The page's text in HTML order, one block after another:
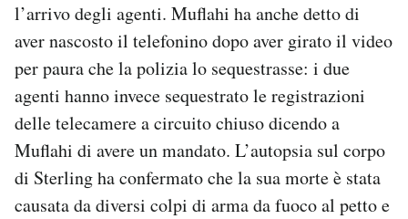
l’arrivo degli agenti. Muflahi ha anche detto di
aver nascosto il telefonino dopo aver girato il video
per paura che la polizia lo sequestrasse: i due
agenti hanno invece sequestrato le registrazioni
delle telecamere a circuito chiuso dicendo a
Muflahi di avere un mandato. L’autopsia sul corpo
di Sterling ha confermato che la sua morte è stata
causata da diversi colpi di arma da fuoco al petto e